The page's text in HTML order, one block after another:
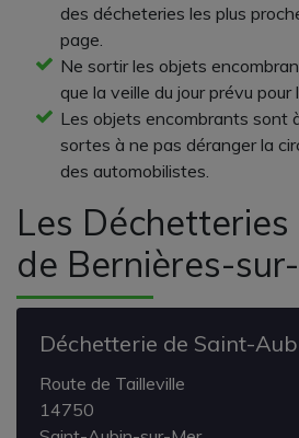
des décheteries les plus
page.
Ne sortir les objets
que la veille du jour prévu pour
Les objets encombrants sont
sortes à ne pas déranger la
des automobilistes.
Les Déchetteries
de Bernières-
Déchetterie de Saint-
Route de Tailleville
14750